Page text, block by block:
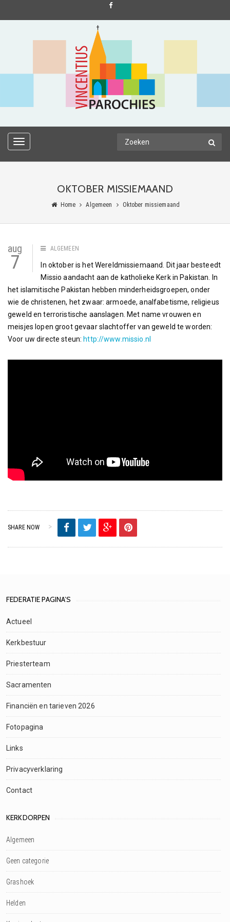
TOGGLE
OKTOBER MISSIEMAAND
Home Algemeen Oktober missiemaand
aug
7
ALGEMEEN
In oktober is het Wereldmissiemaand. Dit jaar besteedt
Missio aandacht aan de katholieke Kerk in Pakistan. In
het islamitische Pakistan hebben minderheidsgroepen, onder
wie de christenen, het zwaar: armoede, analfabetisme, religieus
geweld en terroristische aanslagen. Met name vrouwen en
meisjes lopen groot gevaar slachtoffer van geweld te worden:
Voor uw directe steun: http://www.missio.nl
SHARE NOW
FEDERATIE PAGINA’S
Actueel
Kerkbestuur
Priesterteam
Sacramenten
Financiën en tarieven 2026
Fotopagina
Links
Privacyverklaring
Contact
KERKDORPEN
Algemeen
Geen categorie
Grashoek
Helden